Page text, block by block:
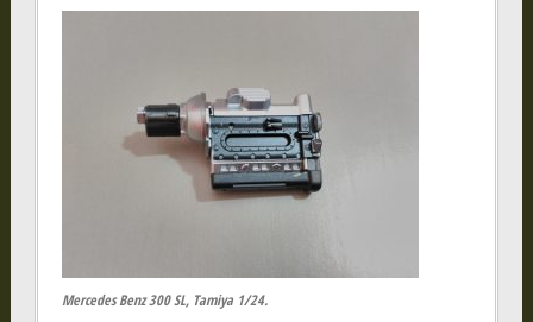
Mercedes Benz 300 SL, Tamiya 1/24.